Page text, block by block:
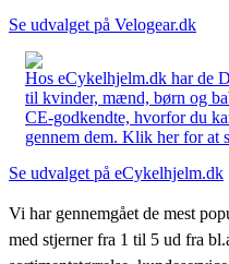
Se udvalget på Velogear.dk
Hos eCykelhjelm.dk har de
til kvinder, mænd, børn og
CE-godkendte, hvorfor du
gennem dem. Klik her for at
Se udvalget på eCykelhjelm.dk
Vi har gennemgået de mest
med stjerner fra 1 til 5 ud fra